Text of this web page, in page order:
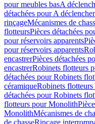
pour meubles basA
détachées pour A
rinçageMécanismes de
flotteursPièces détachées
pour réservoirs apparents
pour réservoirs apparents
encastrerPièces détachées
encastrerRobinets flotteurs
détachées pour Robinets
céramiqueRobinets
détachées pour Robinets
flotteurs pour Monolith
MonolithMécanismes de
de chasseRinçage